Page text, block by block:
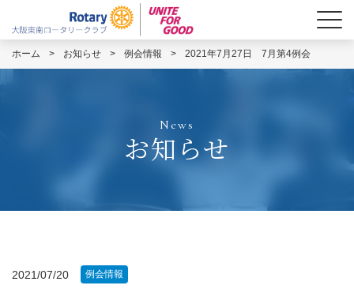
ホーム > お知らせ > 例会情報 > 2021年7月27日 7月第4例会
News
お知らせ
2021/07/20 例会情報